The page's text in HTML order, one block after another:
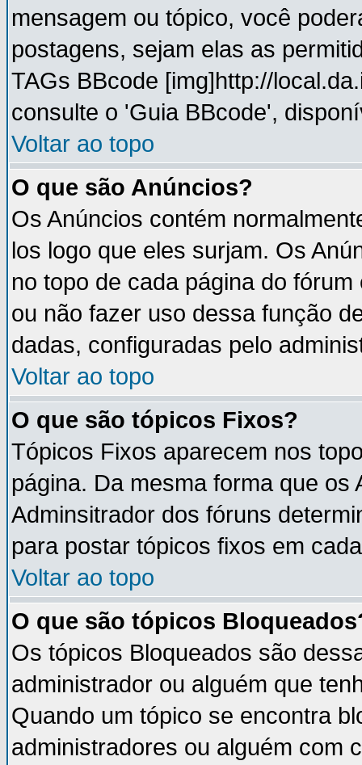
mensagem ou tópico, você
postagens, sejam elas as
TAGs BBcode [img]http://
consulte o 'Guia BBcode',
Voltar ao topo
O que são Anúncios?
Os Anúncios contém
los logo que eles surjam. Os
no topo de cada página do
ou não fazer uso dessa função
dadas, configuradas pelo
Voltar ao topo
O que são tópicos Fixos?
Tópicos Fixos aparecem nos
página. Da mesma forma que os
Adminsitrador dos fóruns
para postar tópicos fixos em
Voltar ao topo
O que são tópicos
Os tópicos Bloqueados são
administrador ou alguém que
Quando um tópico se encontra
administradores ou alguém com